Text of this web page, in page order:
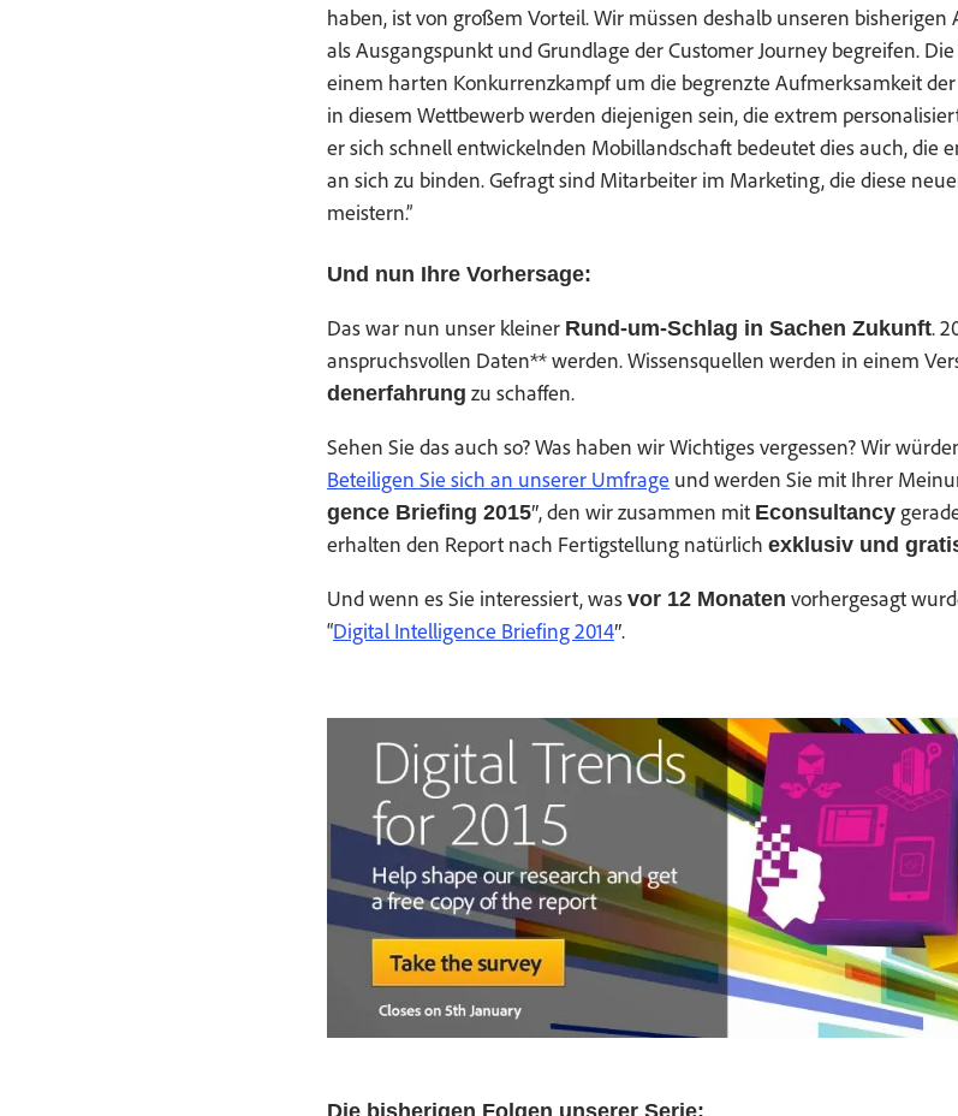
haben, ist von großem Vorteil. Wir müssen deshalb unseren
als Aus­gangspunkt und Grund­lage der Cus­tomer Jour­ney begreifen.
einem harten Konkur­ren­zkampf um die begren­zte Aufmerk­samkeit
in diesem Wet­tbe­werb wer­den diejeni­gen sein, die extrem
er sich schnell entwick­el­nden Mobil­land­schaft bedeutet dies auch, die
an sich zu binden. Gefragt sind Mitar­beit­er im Mar­ket­ing, die diese
meistern.”
Und nun Ihre Vorhersage:
Das war nun unser klein­er Rund-um-Schlag in Sachen Zukun­ft.
anspruchsvollen Dat­en** wer­den. Wis­sensquellen wer­den in einem
den­er­fahrung zu schaffen.
Sehen Sie das auch so? Was haben wir Wichtiges vergessen? Wir
Beteili­gen Sie sich an unser­er Umfrage und wer­den Sie mit Ihrer
gence Brief­ing 2015″, den wir zusam­men mit Econ­sul­tan­cy
erhal­ten den Report nach Fer­tig­stel­lung natür­lich exk­lu­siv und
Und wenn es Sie inter­essiert, was vor 12 Monat­en vorherge­sagt
“Dig­i­tal Intel­li­gence Brief­ing 2014″.